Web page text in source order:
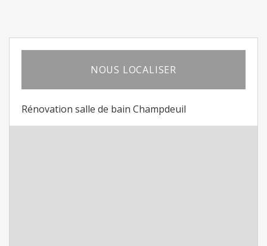
NOUS LOCALISER
Rénovation salle de bain Champdeuil